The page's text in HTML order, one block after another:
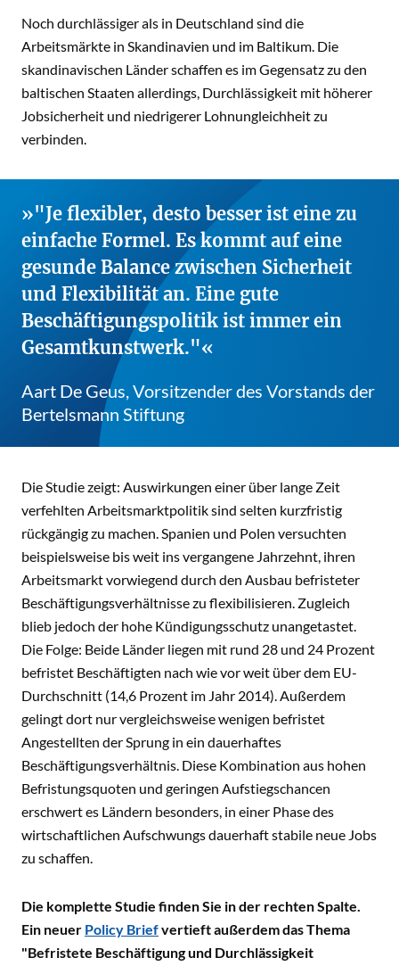
Noch durchlässiger als in Deutschland sind die
Arbeitsmärkte in Skandinavien und im Baltikum. Die
skandinavischen Länder schaffen es im Gegensatz zu den
baltischen Staaten allerdings, Durchlässigkeit mit höherer
Jobsicherheit und niedrigerer Lohnungleichheit zu
verbinden.
"Je flexibler, desto besser ist eine zu
einfache Formel. Es kommt auf eine
gesunde Balance zwischen Sicherheit
und Flexibilität an. Eine gute
Beschäftigungspolitik ist immer ein
Gesamtkunstwerk."
Aart De Geus, Vorsitzender des Vorstands der
Bertelsmann Stiftung
Die Studie zeigt: Auswirkungen einer über lange Zeit
verfehlten Arbeitsmarktpolitik sind selten kurzfristig
rückgängig zu machen. Spanien und Polen versuchten
beispielsweise bis weit ins vergangene Jahrzehnt, ihren
Arbeitsmarkt vorwiegend durch den Ausbau befristeter
Beschäftigungsverhältnisse zu flexibilisieren. Zugleich
blieb jedoch der hohe Kündigungsschutz unangetastet.
Die Folge: Beide Länder liegen mit rund 28 und 24 Prozent
befristet Beschäftigten nach wie vor weit über dem EU-
Durchschnitt (14,6 Prozent im Jahr 2014). Außerdem
gelingt dort nur vergleichsweise wenigen befristet
Angestellten der Sprung in ein dauerhaftes
Beschäftigungsverhältnis. Diese Kombination aus hohen
Befristungsquoten und geringen Aufstiegschancen
erschwert es Ländern besonders, in einer Phase des
wirtschaftlichen Aufschwungs dauerhaft stabile neue Jobs
zu schaffen.
Die komplette Studie finden Sie in der rechten Spalte.
Ein neuer Policy Briefvertieft außerdem das Thema
"Befristete Beschäftigung und Durchlässigkeit